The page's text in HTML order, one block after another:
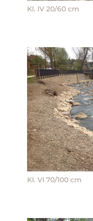
Kl. IV 20/60 cm
Kl. VI 70/100 cm